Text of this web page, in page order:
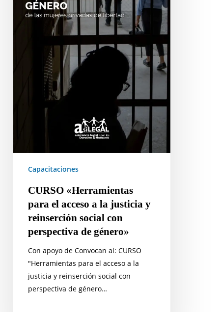
reinserción
perspectiva
Capacitaciones
CURSO «Herramientas
para el acceso a la justicia y
reinserción social con
perspectiva de género»
Con apoyo de Convocan al: CURSO
"Herramientas para el acceso a la
justicia y reinserción social con
perspectiva de género…